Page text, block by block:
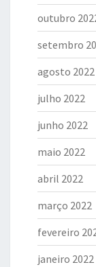
outubro
setembro
agosto 2022
julho 2022
junho 2022
maio 2022
abril 2022
março 2022
fevereiro
janeiro 2022